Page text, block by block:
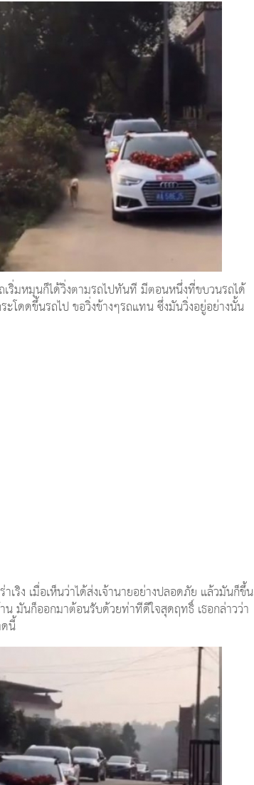
เริ่มหมุนก็ได้วิ่งตามรถไปทันที มีตอนหนึ่งที่ขบวนรถได้
โดดขึ้นรถไป ขอวิ่งข้างๆรถแทน ซึ่งมันวิ่งอยู่อย่างนั้น
ริง เมื่อเห็นว่าได้ส่งเจ้านายอย่างปลอดภัย แล้วมันก็ขึ้น
น มันก็ออกมาต้อนรับด้วยท่าทีดีใจสุดฤทธิ์ เธอกล่าวว่า
นี้